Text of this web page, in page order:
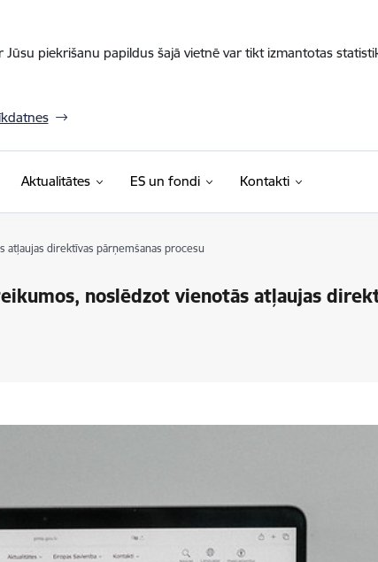
piekrišanu papildus šajā vietnē var tikt izmantotas
Aktualitātes ES un fondi Kontakti
direktīvas pārņemšanas procesu
noslēdzot vienotās atļaujas